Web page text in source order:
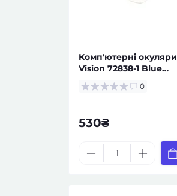
Комп'ютерні окуляри
Vision 72838-1 Blue
Blocker чоловічі
0
530₴